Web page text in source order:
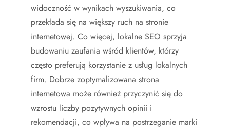
widoczność w wynikach wyszukiwania, co
przekłada się na większy ruch na stronie
internetowej. Co więcej, lokalne SEO sprzyja
budowaniu zaufania wśród klientów, którzy
często preferują korzystanie z usług lokalnych
firm. Dobrze zoptymalizowana strona
internetowa może również przyczynić się do
wzrostu liczby pozytywnych opinii i
rekomendacji, co wpływa na postrzeganie marki